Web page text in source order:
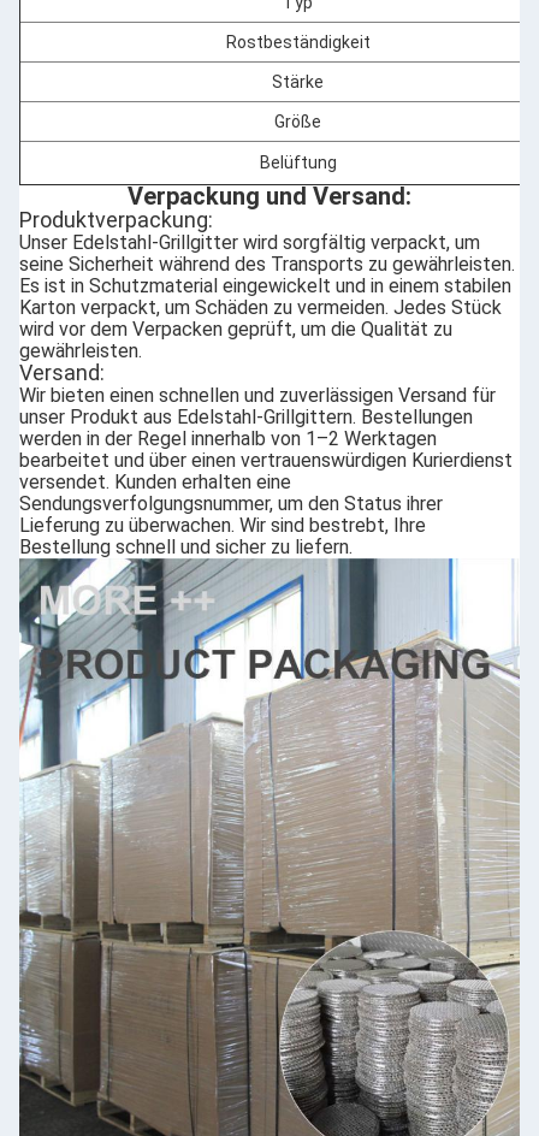
Rostbeständigkeit
Stärke
Größe
Belüftung
Verpackung und Versand:
Produktverpackung:
Unser Edelstahl-Grillgitter wird sorgfältig verpackt, um
seine Sicherheit während des Transports zu gewährleisten.
Es ist in Schutzmaterial eingewickelt und in einem stabilen
Karton verpackt, um Schäden zu vermeiden. Jedes Stück
wird vor dem Verpacken geprüft, um die Qualität zu
gewährleisten.
Versand:
Wir bieten einen schnellen und zuverlässigen Versand für
unser Produkt aus Edelstahl-Grillgittern. Bestellungen
werden in der Regel innerhalb von 1–2 Werktagen
bearbeitet und über einen vertrauenswürdigen Kurierdienst
versendet. Kunden erhalten eine
Sendungsverfolgungsnummer, um den Status ihrer
Lieferung zu überwachen. Wir sind bestrebt, Ihre
Bestellung schnell und sicher zu liefern.